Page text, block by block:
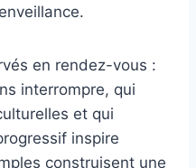
en rendez-vous :
interrompre, qui
et qui
inspire
construisent une